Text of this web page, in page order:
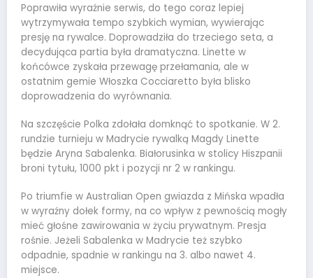
Poprawiła wyraźnie serwis, do tego coraz lepiej
wytrzymywała tempo szybkich wymian, wywierając
presję na rywalce. Doprowadziła do trzeciego seta, a
decydująca partia była dramatyczna. Linette w
końcówce zyskała przewagę przełamania, ale w
ostatnim gemie Włoszka Cocciaretto była blisko
doprowadzenia do wyrównania.
Na szczęście Polka zdołała domknąć to spotkanie. W 2.
rundzie turnieju w Madrycie rywalką Magdy Linette
będzie Aryna Sabalenka. Białorusinka w stolicy Hiszpanii
broni tytułu, 1000 pkt i pozycji nr 2 w rankingu.
Po triumfie w Australian Open gwiazda z Mińska wpadła
w wyraźny dołek formy, na co wpływ z pewnością mogły
mieć głośne zawirowania w życiu prywatnym. Presja
rośnie. Jeżeli Sabalenka w Madrycie też szybko
odpadnie, spadnie w rankingu na 3. albo nawet 4.
miejsce.